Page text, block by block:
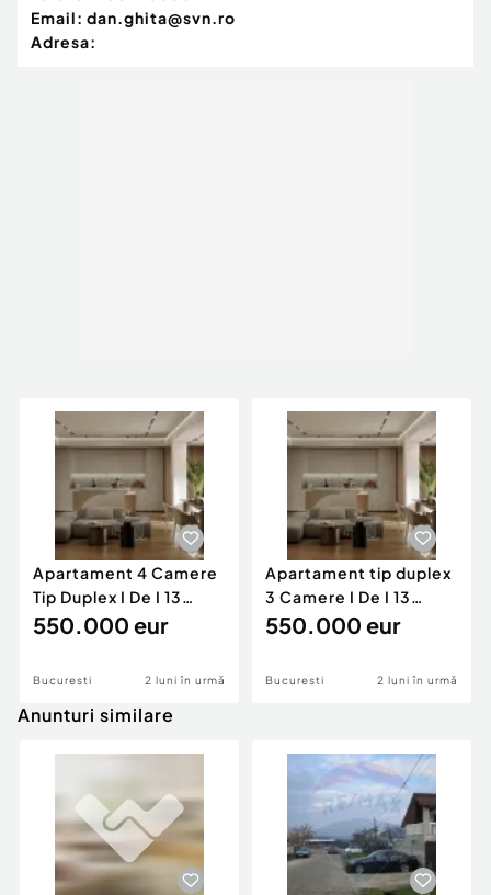
Email: dan.ghita@svn.ro
Adresa:
Apartament 4 Camere
Tip Duplex I De I 13
Septembire
550.000 eur
Bucuresti 2 luni în urmă
Apartament tip duplex
3 Camere I De I 13
septembrie
550.000 eur
Bucuresti 2 luni în urmă
Anunturi similare